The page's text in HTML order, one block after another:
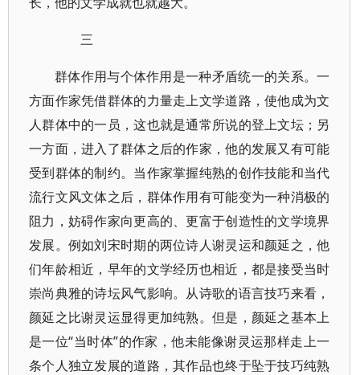
三
群体作用与个体作用是一种矛盾统一的关系。一
方面作家凭借群体的力量走上文学道路，使他成为文
人群体中的一员，这也就是通常所说的登上文坛；另
一方面，进入了群体之后的作家，他的发展又有可能
受到群体的制约。当作家掌握纯熟的创作技能和当代
流行文风文体之后，群体作用有可能变为一种消极的
阻力，妨碍作家向更高的、更富于创造性的文学境界
发展。例如刘宋时期的两位诗人谢灵运和颜延之，他
们年龄相近，早年的文学经历也相近，都是接受当时
崇尚典雅的诗坛风气影响。从诗歌的语言技巧来看，
颜延之比谢灵运显得更加纯熟。但是，颜延之基本上
是一位“当时体”的作家，他未能像谢灵运那样走上一
条个人独立发展的道路，其作品也终于坠于技巧纯熟